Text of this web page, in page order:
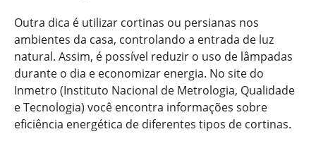
Outra dica é utilizar cortinas ou persianas nos
ambientes da casa, controlando a entrada de luz
natural. Assim, é possível reduzir o uso de lâmpadas
durante o dia e economizar energia. No site do
Inmetro (Instituto Nacional de Metrologia, Qualidade
e Tecnologia) você encontra informações sobre
eficiência energética de diferentes tipos de cortinas.